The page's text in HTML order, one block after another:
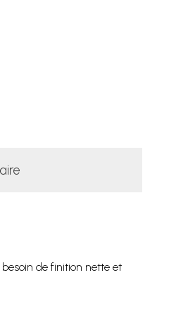
de finition nette et